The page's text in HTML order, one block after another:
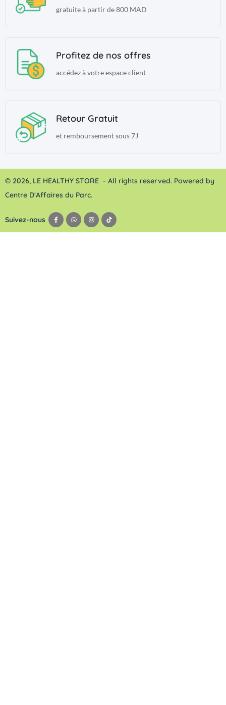
gratuite à partir de 800 MAD
Profitez de nos offres
accédez à votre espace client
Retour Gratuit
et remboursement sous 7J
© 2026, LE HEALTHY STORE - All rights reserved. Powered by
Centre D'Affaires du Parc.
Suivez-nous